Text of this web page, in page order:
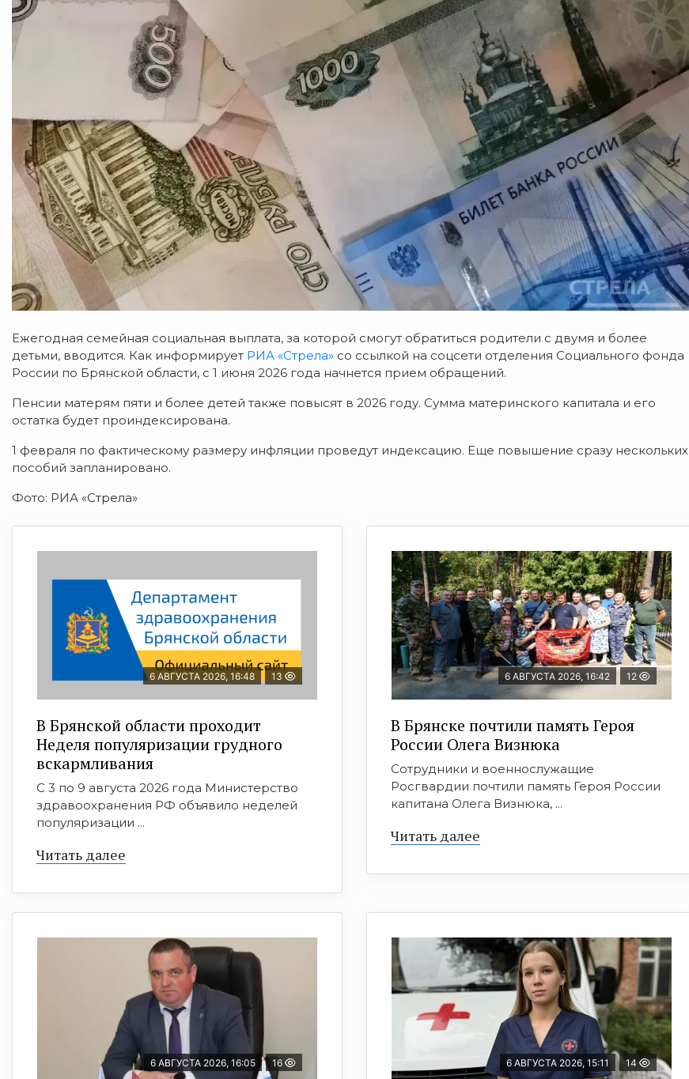
Ежегодная семейная социальная выплата, за которой смогут обратиться родители с двумя и более
детьми, вводится. Как информирует РИА «Стрела» со ссылкой на соцсети отделения Социального фонда
России по Брянской области, с 1 июня 2026 года начнется прием обращений.
Пенсии матерям пяти и более детей также повысят в 2026 году. Сумма материнского капитала и его
остатка будет проиндексирована.
1 февраля по фактическому размеру инфляции проведут индексацию. Еще повышение сразу нескольких
пособий запланировано.
Фото: РИА «Стрела»
6 АВГУСТА 2026, 16:48 13
В Брянской области проходит
Неделя популяризации грудного
вскармливания
С 3 по 9 августа 2026 года Министерство
здравоохранения РФ объявило неделей
популяризации ...
Читать далее
6 АВГУСТА 2026, 16:42 12
В Брянске почтили память Героя
России Олега Визнюка
Сотрудники и военнослужащие
Росгвардии почтили память Героя России
капитана Олега Визнюка, ...
Читать далее
6 АВГУСТА 2026, 16:05 16 6 АВГУСТА 2026, 15:11 14